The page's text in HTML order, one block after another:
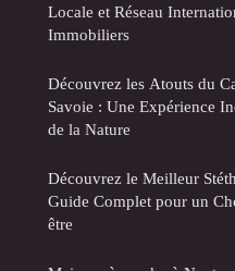
Locale et Réseau
Immobiliers
Découvrez les Atouts du
Savoie : Une Expérience
de la Nature
Découvrez le Meilleur
Guide Complet pour un
être